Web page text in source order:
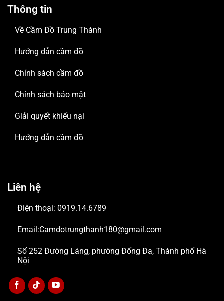
Thông tin
Về Cầm Đồ Trung Thành
Hướng dẫn cầm đồ
Chính sách cầm đồ
Chính sách bảo mật
Giải quyết khiếu nại
Hướng dẫn cầm đồ
Liên hệ
Điện thoại: 0919.14.6789
Email:Camdotrungthanh180@gmail.com
Số 252 Đường Láng, phường Đống Đa, Thành phố Hà
Nội